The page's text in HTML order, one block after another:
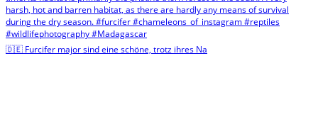
🇩🇪 Furcifer major sind eine schöne, trotz ihres Na